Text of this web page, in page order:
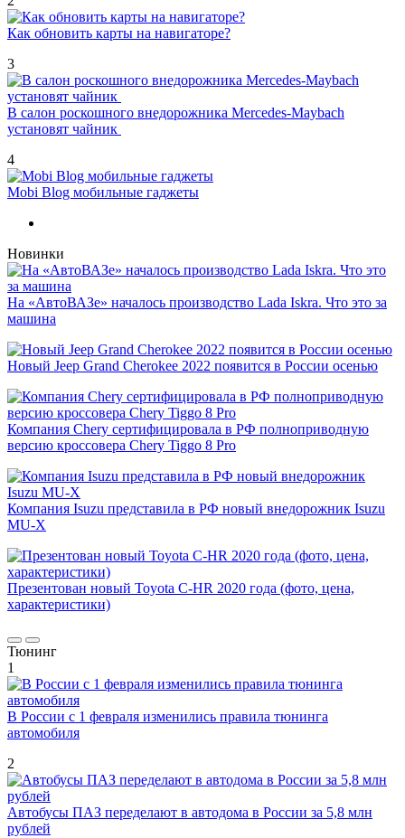
Как обновить карты на навигаторе?
3
В салон роскошного внедорожника Mercedes-Maybach
установят чайник
4
Mobi Blog мобильные гаджеты
Новинки
На «АвтоВАЗе» началось производство Lada Iskra. Что это за
машина
Новый Jeep Grand Cherokee 2022 появится в России осенью
Компания Chery сертифицировала в РФ полноприводную
версию кроссовера Chery Tiggo 8 Pro
Компания Isuzu представила в РФ новый внедорожник Isuzu
MU-X
Презентован новый Toyota C-HR 2020 года (фото, цена,
характеристики)
Тюнинг
1
В России с 1 февраля изменились правила тюнинга
автомобиля
2
Автобусы ПАЗ переделают в автодома в России за 5,8 млн
рублей